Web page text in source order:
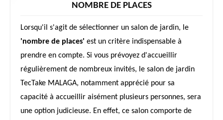
NOMBRE DE PLACES
Lorsqu'il s'agit de sélectionner un salon de jardin, le
'nombre de places' est un critère indispensable à
prendre en compte. Si vous prévoyez d'accueillir
régulièrement de nombreux invités, le salon de jardin
TecTake MALAGA, notamment apprécié pour sa
capacité à accueillir aisément plusieurs personnes, sera
une option judicieuse. En effet, ce salon comporte de